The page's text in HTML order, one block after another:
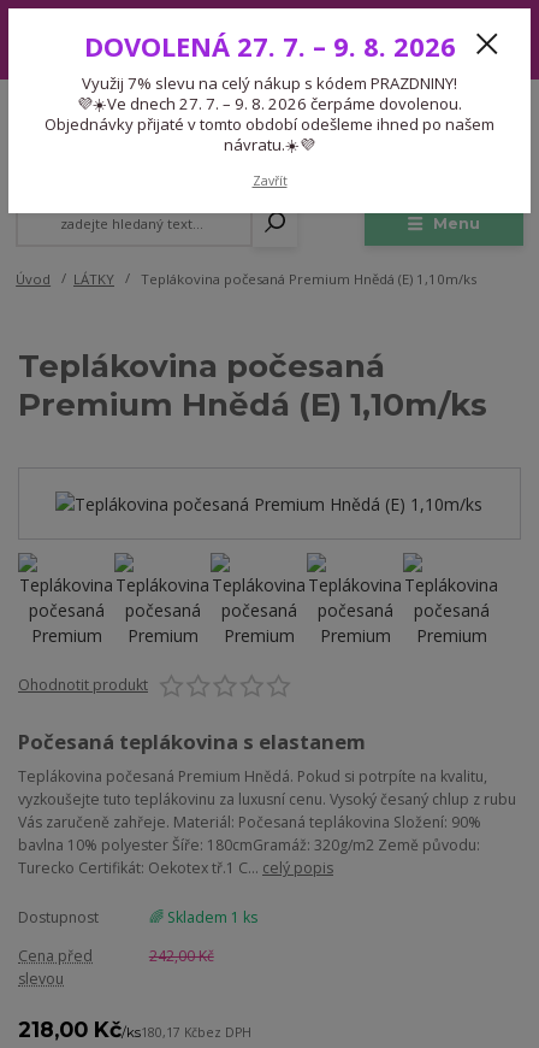
7. – 9. 8. 2026 čerpáme dovolenou. Objednávky přijaté v tomto období
odešleme ihned po našem návratu.☀️💜
Menu
CZK
Expedice 775 866 913
Po-Čt 9-15:30 Pá 9-14:30 Pauza 13-13:45
Úvod LÁTKY Teplákovina počesaná Premium Hnědá (E) 1,10m/ks
Teplákovina počesaná
Premium Hnědá (E) 1,10m/ks
Ohodnotit produkt
Počesaná teplákovina s elastanem
Teplákovina počesaná Premium Hnědá. Pokud si potrpíte na kvalitu,
vyzkoušejte tuto teplákovinu za luxusní cenu. Vysoký česaný chlup z rubu
Vás zaručeně zahřeje. Materiál: Počesaná teplákovina Složení: 90%
bavlna 10% polyester Šíře: 180cmGramáž: 320g/m2 Země původu:
Turecko Certifikát: Oekotex tř.1 C... celý popis
Dostupnost
🌈 Skladem 1 ks
Cena před
slevou
242,00 Kč
218,00 Kč/ks180,17 Kčbez DPH
DOVOLENÁ 27. 7. – 9. 8. 2026
Využij 7% slevu na celý nákup s kódem PRAZDNINY!
💜☀️Ve dnech 27. 7. – 9. 8. 2026 čerpáme dovolenou.
Objednávky přijaté v tomto období odešleme ihned po našem
návratu.☀️💜
Zavřít